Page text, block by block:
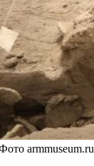
armmuseum.ru